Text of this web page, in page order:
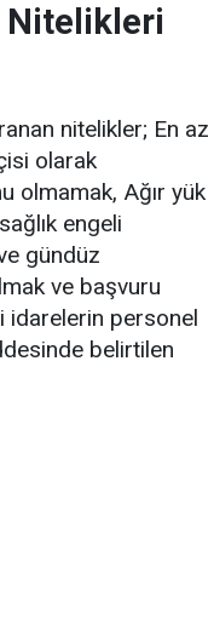
Nitelikleri
nitelikler; En az
olarak
olmamak, Ağır yük
engeli
gündüz
ve başvuru
idarelerin personel
belirtilen